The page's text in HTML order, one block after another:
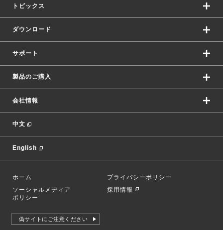
トピックス
ダウンロード
サポート
製品のご購入
会社情報
中文
English
ホーム プライバシーポリシー
ソーシャルメディア
ポリシー
採用情報
偽サイトにご注意ください